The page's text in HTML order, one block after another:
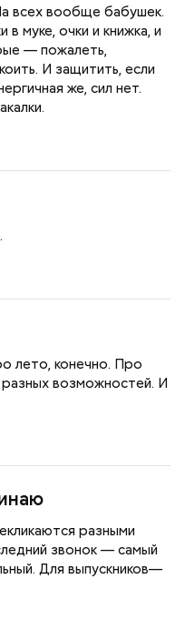
всех вообще бабушек.
муке, очки и книжка, и
— пожалеть,
И защитить, если
же, сил нет.
лето, конечно. Про
возможностей. И
разными
звонок — самый
Для выпускников—